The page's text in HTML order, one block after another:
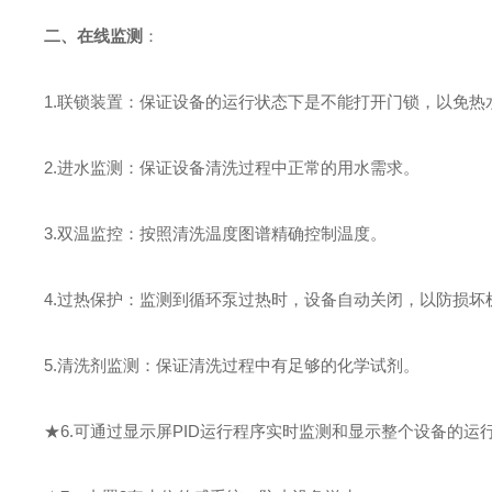
二、 在线监测 ：
1.联锁装置：保证设备的运行状态下是不能打开门锁，以免热
2.进水监测：保证设备清洗过程中正常的用水需求。
3.双温监控：按照清洗温度图谱精确控制温度。
4.过热保护：监测到循环泵过热时，设备自动关闭，以防损坏
5.清洗剂监测：保证清洗过程中有足够的化学试剂 。
★6.可通过显示屏PID运行程序实时监测和显示整个设备的运